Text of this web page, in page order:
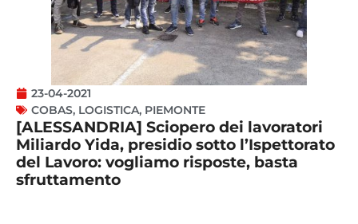
23-04-2021
COBAS, LOGISTICA, PIEMONTE
[ALESSANDRIA] Sciopero dei lavoratori
Miliardo Yida, presidio sotto l’Ispettorato
del Lavoro: vogliamo risposte, basta
sfruttamento